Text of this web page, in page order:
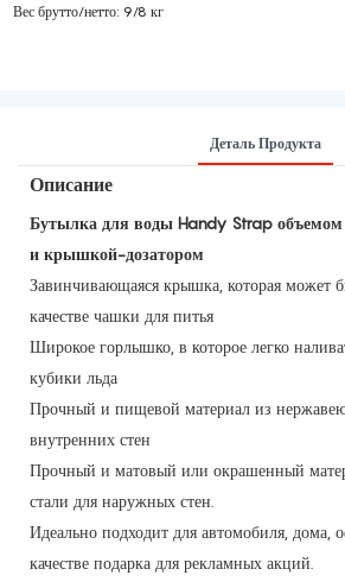
Вес брутто/нетто: 9/8 кг
Деталь Продукта
Описание
Бутылка для воды Handy Strap
и крышкой-дозатором
Завинчивающаяся крышка, которая может
качестве чашки для питья
Широкое горлышко, в которое легко
кубики льда
Прочный и пищевой материал из
внутренних стен
Прочный и матовый или окрашенный
стали для наружных стен.
Идеально подходит для автомобиля, дома,
качестве подарка для рекламных акций.